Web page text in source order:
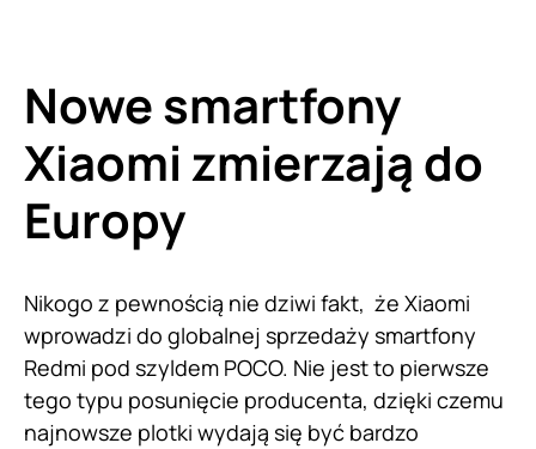
Nowe smartfony
Xiaomi zmierzają do
Europy
Nikogo z pewnością nie dziwi fakt, że Xiaomi
wprowadzi do globalnej sprzedaży smartfony
Redmi pod szyldem POCO. Nie jest to pierwsze
tego typu posunięcie producenta, dzięki czemu
najnowsze plotki wydają się być bardzo